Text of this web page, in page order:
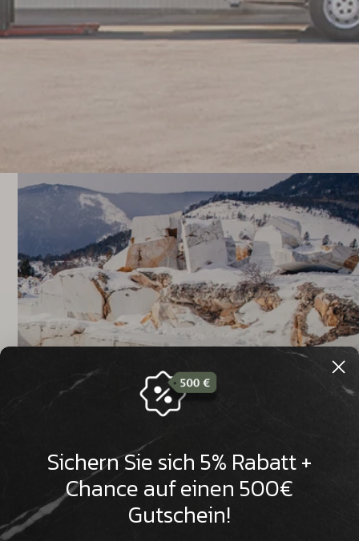
Sichern Sie sich 5% Rabatt +
Chance auf einen 500€
Gutschein!